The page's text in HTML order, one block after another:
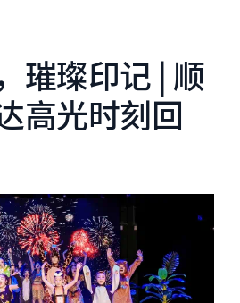
璀璨印记 | 顺
高光时刻回